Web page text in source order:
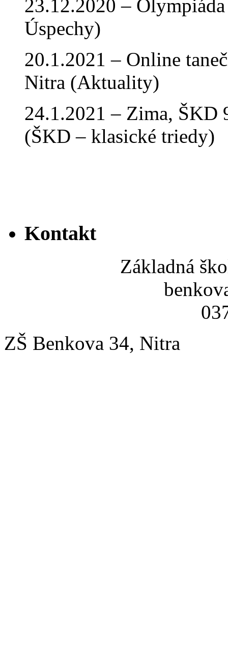
23.12.2020 –
Úspechy)
20.1.2021 – Online
Nitra (Aktuality)
24.1.2021 – Zima, ŠKD
(ŠKD – klasické triedy)
Kontakt
Základná
ZŠ Benkova 34, Nitra